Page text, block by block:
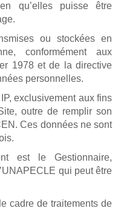
qu’elles puisse être
ou stockées en
conformément aux
1978 et de la directive
personnelles.
exclusivement aux fins
outre de remplir son
Ces données ne sont
est le Gestionnaire,
qui peut être
cadre de traitements de